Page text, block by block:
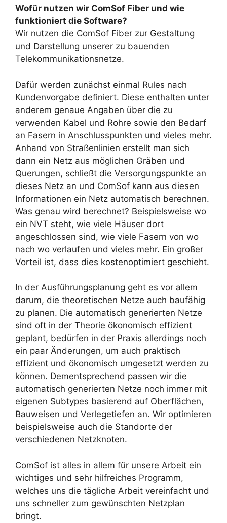
Wofür nutzen wir ComSof Fiber und wie
funktioniert die Software?
Wir nutzen die ComSof Fiber zur Gestaltung
und Darstellung unserer zu bauenden
Telekommunikationsnetze.
Dafür werden zunächst einmal Rules nach
Kundenvorgabe definiert. Diese enthalten unter
anderem genaue Angaben über die zu
verwenden Kabel und Rohre sowie den Bedarf
an Fasern in Anschlusspunkten und vieles mehr.
Anhand von Straßenlinien erstellt man sich
dann ein Netz aus möglichen Gräben und
Querungen, schließt die Versorgungspunkte an
dieses Netz an und ComSof kann aus diesen
Informationen ein Netz automatisch berechnen.
Was genau wird berechnet? Beispielsweise wo
ein NVT steht, wie viele Häuser dort
angeschlossen sind, wie viele Fasern von wo
nach wo verlaufen und vieles mehr. Ein großer
Vorteil ist, dass dies kostenoptimiert geschieht.
In der Ausführungsplanung geht es vor allem
darum, die theoretischen Netze auch baufähig
zu planen. Die automatisch generierten Netze
sind oft in der Theorie ökonomisch effizient
geplant, bedürfen in der Praxis allerdings noch
ein paar Änderungen, um auch praktisch
effizient und ökonomisch umgesetzt werden zu
können. Dementsprechend passen wir die
automatisch generierten Netze noch immer mit
eigenen Subtypes basierend auf Oberflächen,
Bauweisen und Verlegetiefen an. Wir optimieren
beispielsweise auch die Standorte der
verschiedenen Netzknoten.
ComSof ist alles in allem für unsere Arbeit ein
wichtiges und sehr hilfreiches Programm,
welches uns die tägliche Arbeit vereinfacht und
uns schneller zum gewünschten Netzplan
bringt.